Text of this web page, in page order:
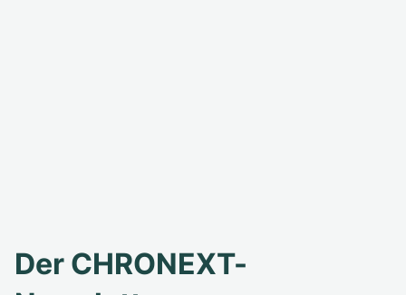
Der CHRONEXT-